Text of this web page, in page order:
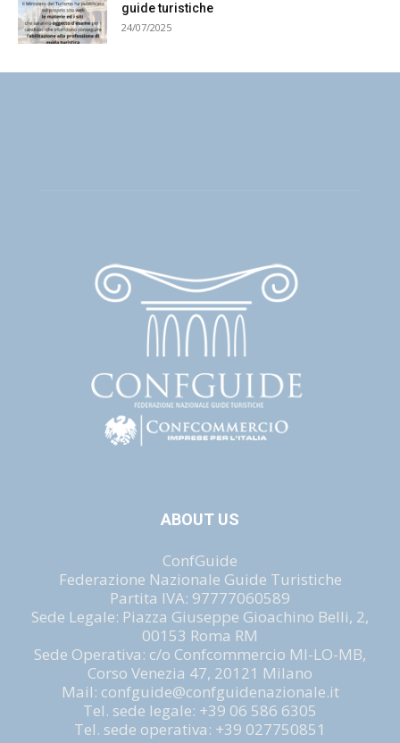
guide turistiche
24/07/2025
ABOUT US
ConfGuide
Federazione Nazionale Guide Turistiche
Partita IVA: 97777060589
Sede Legale: Piazza Giuseppe Gioachino Belli, 2,
00153 Roma RM
Sede Operativa: c/o Confcommercio MI-LO-MB,
Corso Venezia 47, 20121 Milano
Mail: confguide@confguidenazionale.it
Tel. sede legale: +39 06 586 6305
Tel. sede operativa: +39 027750851